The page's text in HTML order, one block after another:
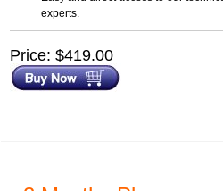
experts.
Price: $419.00